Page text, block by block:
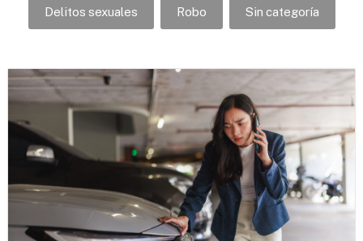
Delitos sexuales Robo Sin categoría